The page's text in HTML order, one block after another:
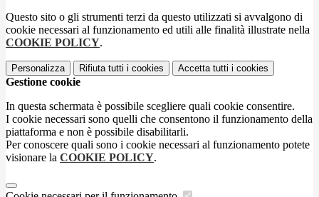
Questo sito o gli strumenti terzi da questo utilizzati si avvalgono di
cookie necessari al funzionamento ed utili alle finalità illustrate nella
COOKIE POLICY.
Personalizza Rifiuta tutti i cookies Accetta tutti i cookies
Gestione cookie
In questa schermata è possibile scegliere quali cookie consentire.
I cookie necessari sono quelli che consentono il funzionamento della
piattaforma e non è possibile disabilitarli.
Per conoscere quali sono i cookie necessari al funzionamento potete
visionare la COOKIE POLICY.